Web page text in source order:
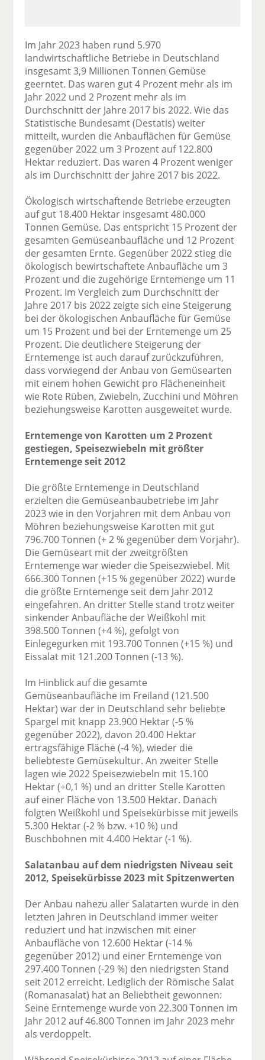
Im Jahr 2023 haben rund 5.970
landwirtschaftliche Betriebe in Deutschland
insgesamt 3,9 Millionen Tonnen Gemüse
geerntet. Das waren gut 4 Prozent mehr als im
Jahr 2022 und 2 Prozent mehr als im
Durchschnitt der Jahre 2017 bis 2022. Wie das
Statistische Bundesamt (Destatis) weiter
mitteilt, wurden die Anbauflächen für Gemüse
gegenüber 2022 um 3 Prozent auf 122.800
Hektar reduziert. Das waren 4 Prozent weniger
als im Durchschnitt der Jahre 2017 bis 2022.
Ökologisch wirtschaftende Betriebe erzeugten
auf gut 18.400 Hektar insgesamt 480.000
Tonnen Gemüse. Das entspricht 15 Prozent der
gesamten Gemüseanbaufläche und 12 Prozent
der gesamten Ernte. Gegenüber 2022 stieg die
ökologisch bewirtschaftete Anbaufläche um 3
Prozent und die zugehörige Erntemenge um 11
Prozent. Im Vergleich zum Durchschnitt der
Jahre 2017 bis 2022 zeigte sich eine Steigerung
bei der ökologischen Anbaufläche für Gemüse
um 15 Prozent und bei der Erntemenge um 25
Prozent. Die deutlichere Steigerung der
Erntemenge ist auch darauf zurückzuführen,
dass vorwiegend der Anbau von Gemüsearten
mit einem hohen Gewicht pro Flächeneinheit
wie Rote Rüben, Zwiebeln, Zucchini und Möhren
beziehungsweise Karotten ausgeweitet wurde.
Erntemenge von Karotten um 2 Prozent
gestiegen, Speisezwiebeln mit größter
Erntemenge seit 2012
Die größte Erntemenge in Deutschland
erzielten die Gemüseanbaubetriebe im Jahr
2023 wie in den Vorjahren mit dem Anbau von
Möhren beziehungsweise Karotten mit gut
796.700 Tonnen (+ 2 % gegenüber dem Vorjahr).
Die Gemüseart mit der zweitgrößten
Erntemenge war wieder die Speisezwiebel. Mit
666.300 Tonnen (+15 % gegenüber 2022) wurde
die größte Erntemenge seit dem Jahr 2012
eingefahren. An dritter Stelle stand trotz weiter
sinkender Anbaufläche der Weißkohl mit
398.500 Tonnen (+4 %), gefolgt von
Einlegegurken mit 193.700 Tonnen (+15 %) und
Eissalat mit 121.200 Tonnen (-13 %).
Im Hinblick auf die gesamte
Gemüseanbaufläche im Freiland (121.500
Hektar) war der in Deutschland sehr beliebte
Spargel mit knapp 23.900 Hektar (-5 %
gegenüber 2022), davon 20.400 Hektar
ertragsfähige Fläche (-4 %), wieder die
beliebteste Gemüsekultur. An zweiter Stelle
lagen wie 2022 Speisezwiebeln mit 15.100
Hektar (+0,1 %) und an dritter Stelle Karotten
auf einer Fläche von 13.500 Hektar. Danach
folgten Weißkohl und Speisekürbisse mit jeweils
5.300 Hektar (-2 % bzw. +10 %) und
Buschbohnen mit 4.400 Hektar (-1 %).
Salatanbau auf dem niedrigsten Niveau seit
2012, Speisekürbisse 2023 mit Spitzenwerten
Der Anbau nahezu aller Salatarten wurde in den
letzten Jahren in Deutschland immer weiter
reduziert und hat inzwischen mit einer
Anbaufläche von 12.600 Hektar (-14 %
gegenüber 2012) und einer Erntemenge von
297.400 Tonnen (-29 %) den niedrigsten Stand
seit 2012 erreicht. Lediglich der Römische Salat
(Romanasalat) hat an Beliebtheit gewonnen:
Seine Erntemenge wurde von 22.300 Tonnen im
Jahr 2012 auf 46.800 Tonnen im Jahr 2023 mehr
als verdoppelt.